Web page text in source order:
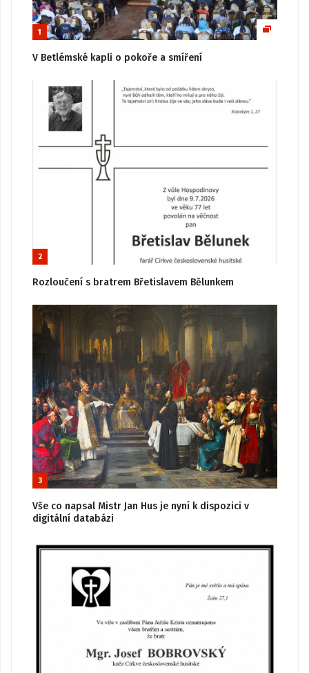
1
V Betlémské kapli o pokoře a smíření
2
Rozloučení s bratrem Břetislavem Bělunkem
3
Vše co napsal Mistr Jan Hus je nyní k dispozici v
digitální databázi